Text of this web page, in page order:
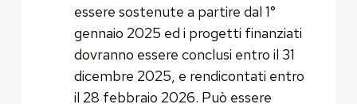
essere sostenute a partire dal 1°
gennaio 2025 ed i progetti finanziati
dovranno essere conclusi entro il 31
dicembre 2025, e rendicontati entro
il 28 febbraio 2026. Può essere